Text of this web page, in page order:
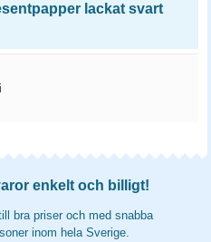
lackat svart
enkelt och billigt!
bra priser och med snabba
inom hela Sverige.